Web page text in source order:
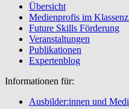
Übersicht
Medienprofis im
Future Skills Förderung
Veranstaltungen
Publikationen
Expertenblog
Informationen für:
Ausbilder:innen und